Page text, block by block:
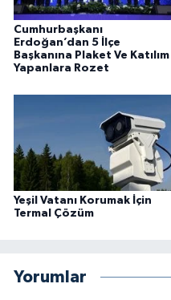
Cumhurbaşkanı
Erdoğan’dan 5 İlçe
Başkanına Plaket Ve Katılım
Yapanlara Rozet
Yeşil Vatanı Korumak İçin
Termal Çözüm
Yorumlar